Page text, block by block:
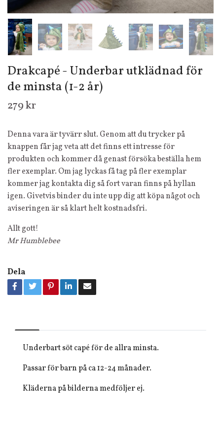
Drakcapé - Underbar utklädnad för
de minsta (1-2 år)
279 kr
Denna vara är tyvärr slut. Genom att du trycker på
knappen får jag veta att det finns ett intresse för
produkten och kommer då genast försöka beställa hem
fler exemplar. Om jag lyckas få tag på fler exemplar
kommer jag kontakta dig så fort varan finns på hyllan
igen. Givetvis binder du inte upp dig att köpa något och
aviseringen är så klart helt kostnadsfri.
Allt gott!
Mr Humblebee
Dela
Underbart söt capé för de allra minsta.
Passar för barn på ca 12-24 månader.
Kläderna på bilderna medföljer ej.